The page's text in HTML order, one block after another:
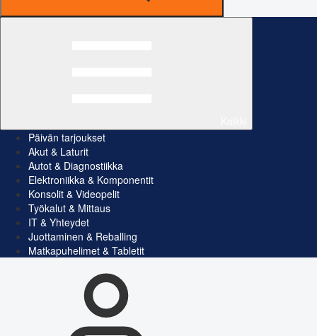
Päivän tarjoukset
Akut & Laturit
Autot & Diagnostiikka
Elektroniikka & Komponentit
Konsolit & Videopelit
Työkalut & Mittaus
IT & Yhteydet
Juottaminen & Reballing
Matkapuhelimet & Tabletit